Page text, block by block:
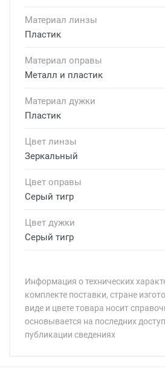
Материал линзы
Пластик
Материал оправы
Металл и пластик
Материал дужки
Пластик
Цвет линзы
Зеркальный
Цвет оправы
Серый тигр
Цвет дужки
Серый тигр
Информация о технических
комплекте поставки, стране
виде и цвете товара носит
основывается на последних
публикации сведениях